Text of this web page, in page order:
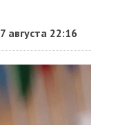
7 августа 22:16